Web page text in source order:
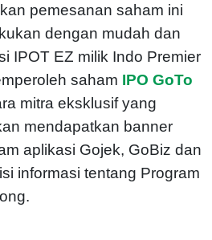
pemesanan saham ini
dengan mudah dan
IPOT EZ milik Indo Premier
saham IPO GoTo
mitra eksklusif yang
mendapatkan banner
aplikasi Gojek, GoBiz dan
informasi tentang Program